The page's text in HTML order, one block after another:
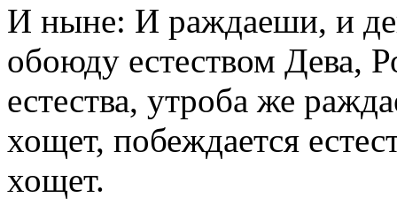
И ныне: И раждаеши, и
обоюду естеством Дева,
естества, утроба же
хощет, побеждается
хощет.